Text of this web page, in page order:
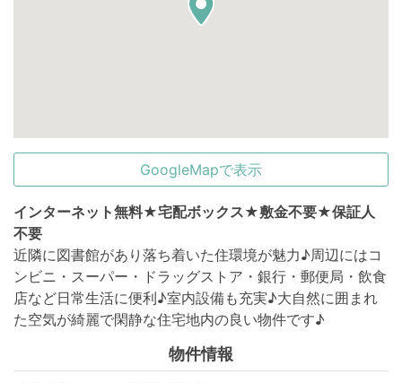
GoogleMapで表示
インターネット無料★宅配ボックス★敷金不要★保証人
不要
近隣に図書館があり落ち着いた住環境が魅力♪周辺にはコ
ンビニ・スーパー・ドラッグストア・銀行・郵便局・飲食
店など日常生活に便利♪室内設備も充実♪大自然に囲まれ
た空気が綺麗で閑静な住宅地内の良い物件です♪
物件情報